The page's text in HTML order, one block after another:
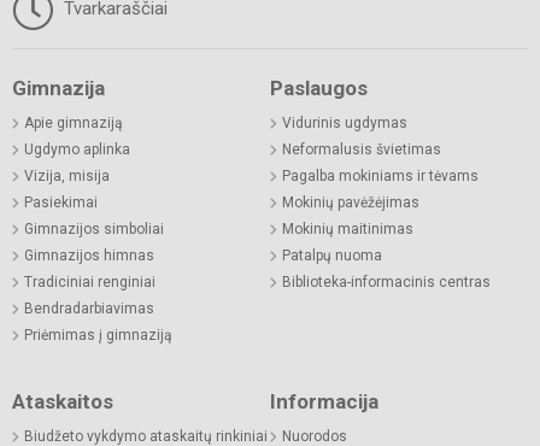
Tvarkaraščiai
Gimnazija
Apie gimnaziją
Ugdymo aplinka
Vizija, misija
Pasiekimai
Gimnazijos simboliai
Gimnazijos himnas
Tradiciniai renginiai
Bendradarbiavimas
Priėmimas į gimnaziją
Paslaugos
Vidurinis ugdymas
Neformalusis švietimas
Pagalba mokiniams ir tėvams
Mokinių pavėžėjimas
Mokinių maitinimas
Patalpų nuoma
Biblioteka-informacinis centras
Ataskaitos
Biudžeto vykdymo ataskaitų rinkiniai
Informacija
Nuorodos